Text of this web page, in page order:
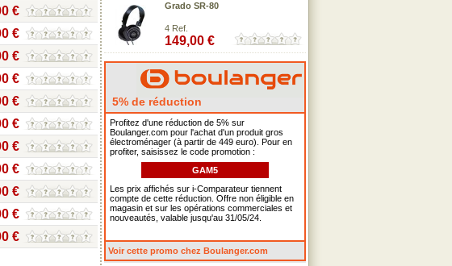
€
€
€
€
€
€
€
€
€
€
€
Grado SR-80
4 Ref.
149,00 €
5% de réduction
Profitez d'une réduction de 5% sur
Boulanger.com pour l'achat d'un produit gros
électroménager (à partir de 449 euro). Pour en
profiter, saisissez le code promotion :
GAM5
Les prix affichés sur i-Comparateur tiennent
compte de cette réduction. Offre non éligible en
magasin et sur les opérations commerciales et
nouveautés, valable jusqu'au 31/05/24.
Voir cette promo chez Boulanger.com